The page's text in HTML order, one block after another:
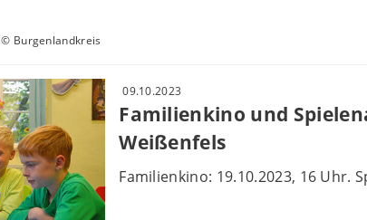
© Burgenlandkreis
09.10.2023
Familienkino und
Weißenfels
Familienkino: 19.10.2023, 16 Uhr.